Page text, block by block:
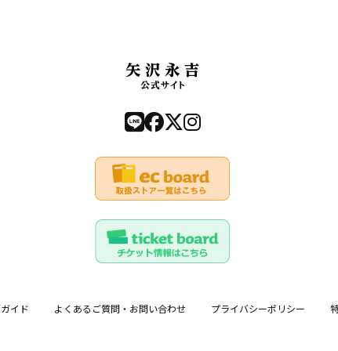
イド よくあるご質問・お問い合わせ プライバシーポリシー